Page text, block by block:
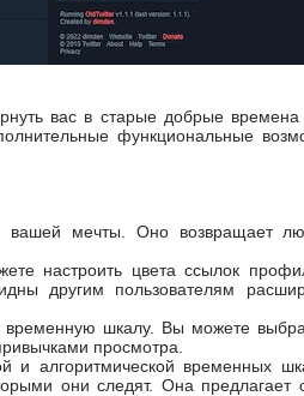
вас в старые добрые времена
функциональные
мечты. Оно возвращает
настроить цвета ссылок
другим пользователям
временную шкалу. Вы можете
просмотра.
и алгоритмической временных
они следят. Она предлагает